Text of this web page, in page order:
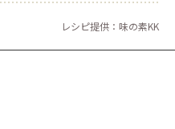
レシピ提供：味の素KK